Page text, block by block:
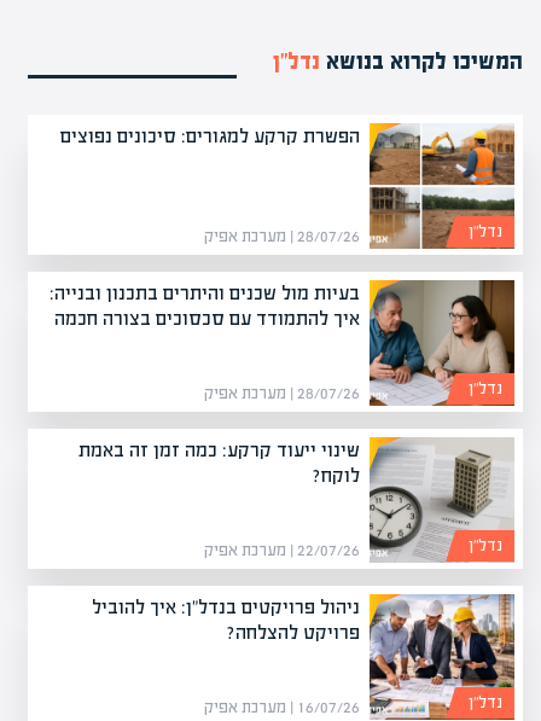
המשיכו לקרוא בנושא נדל”ן
הפשרת קרקע למגורים: סיכונים נפוצים
28/07/26 | מערכת אפיק נדל”ן
בעיות מול שכנים והיתרים בתכנון ובנייה:
איך להתמודד עם סכסוכים בצורה חכמה
28/07/26 | מערכת אפיק נדל”ן
שינוי ייעוד קרקע: כמה זמן זה באמת
לוקח?
22/07/26 | מערכת אפיק נדל”ן
ניהול פרויקטים בנדל"ן: איך להוביל
פרויקט להצלחה?
16/07/26 | מערכת אפיק נדל”ן